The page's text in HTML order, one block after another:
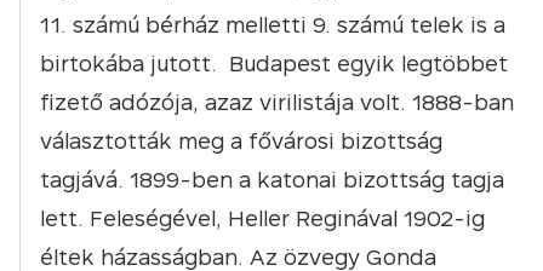
11. számú bérház melletti 9. számú telek is a
birtokába jutott. Budapest egyik legtöbbet
fizető adózója, azaz virilistája volt. 1888-ban
választották meg a fővárosi bizottság
tagjává. 1899-ben a katonai bizottság tagja
lett. Feleségével, Heller Reginával 1902-ig
éltek házasságban. Az özvegy Gonda